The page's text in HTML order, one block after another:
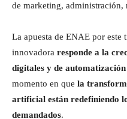
de marketing, administración,
La apuesta de ENAE por este
innovadora responde a la
digitales y de
momento en que la
artificial están redefiniendo
demandados.